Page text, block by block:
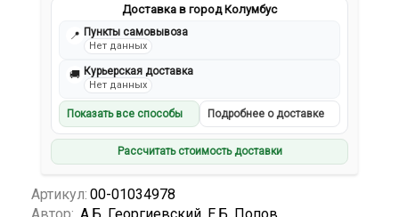
Доставка в город Колумбус
📍 Пункты самовывоза
Нет данных
🚚 Курьерская доставка
Нет данных
Показать все способы Подробнее о доставке
Рассчитать стоимость доставки
Артикул: 00-01034978